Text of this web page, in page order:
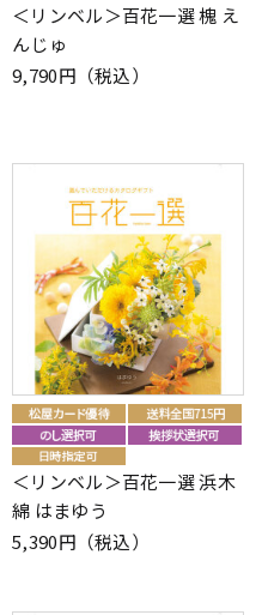
＜リンベル＞百花一選 槐 え
んじゅ
9,790円（税込）
＜リンベル＞百花一選 浜木
綿 はまゆう
5,390円（税込）